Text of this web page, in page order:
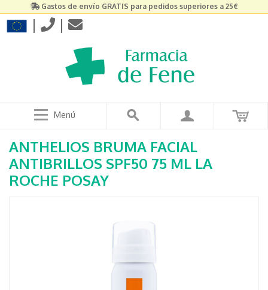
Gastos de envío GRATIS para pedidos superiores a 25€
| |
Menú
ANTHELIOS BRUMA FACIAL
ANTIBRILLOS SPF50 75 ML LA
ROCHE POSAY